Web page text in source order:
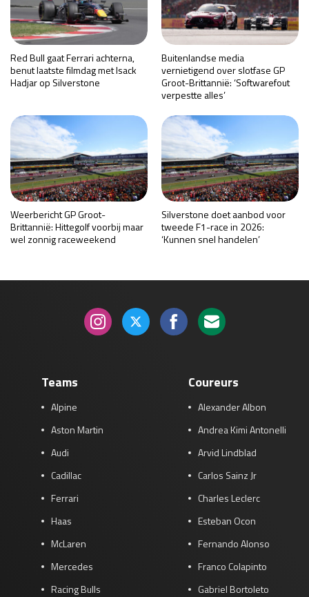
Red Bull gaat Ferrari achterna,
benut laatste filmdag met Isack
Hadjar op Silverstone
Buitenlandse media
vernietigend over slotfase GP
Groot-Brittannië: ‘Softwarefout
verpestte alles’
Weerbericht GP Groot-
Brittannië: Hittegolf voorbij maar
wel zonnig raceweekend
Silverstone doet aanbod voor
tweede F1-race in 2026:
‘Kunnen snel handelen’
Teams
Alpine
Aston Martin
Audi
Cadillac
Ferrari
Haas
McLaren
Mercedes
Racing Bulls
Coureurs
Alexander Albon
Andrea Kimi Antonelli
Arvid Lindblad
Carlos Sainz Jr
Charles Leclerc
Esteban Ocon
Fernando Alonso
Franco Colapinto
Gabriel Bortoleto